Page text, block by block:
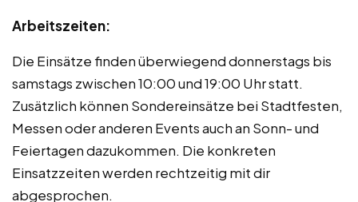
Arbeitszeiten:
Die Einsätze finden überwiegend donnerstags bis
samstags zwischen 10:00 und 19:00 Uhr statt.
Zusätzlich können Sondereinsätze bei Stadtfesten,
Messen oder anderen Events auch an Sonn- und
Feiertagen dazukommen. Die konkreten
Einsatzzeiten werden rechtzeitig mit dir
abgesprochen.